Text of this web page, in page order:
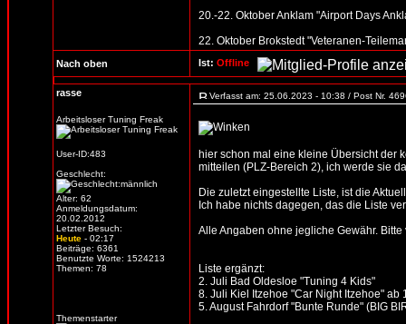
20.-22. Oktober Anklam "Airport Days
22. Oktober Brokstedt "Veteranen-
Nach oben Ist: Offline
rasse
Arbeitsloser Tuning Freak
User-ID:483
Geschlecht:
Alter: 62
Anmeldungsdatum:
20.02.2012
Letzter Besuch:
Heute - 02:17
Beiträge: 6361
Benutzte Worte: 1524213
Themen: 78
Themenstarter
Verfasst am: 25.06.2023 - 10:38 / Post Nr.
hier schon mal eine kleine Übersicht der
mitteilen (PLZ-Bereich 2), ich werde sie
Die zuletzt eingestellte Liste, ist die
Ich habe nichts dagegen, das die Liste
Alle Angaben ohne jegliche Gewähr.
Liste ergänzt:
2. Juli Bad Oldesloe "Tuning 4 Kids"
8. Juli Kiel Itzehoe "Car Night Itzehoe" ab
5. August Fahrdorf "Bunte Runde" (BIG